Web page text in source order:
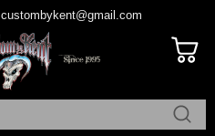
custombykent@gmail.com